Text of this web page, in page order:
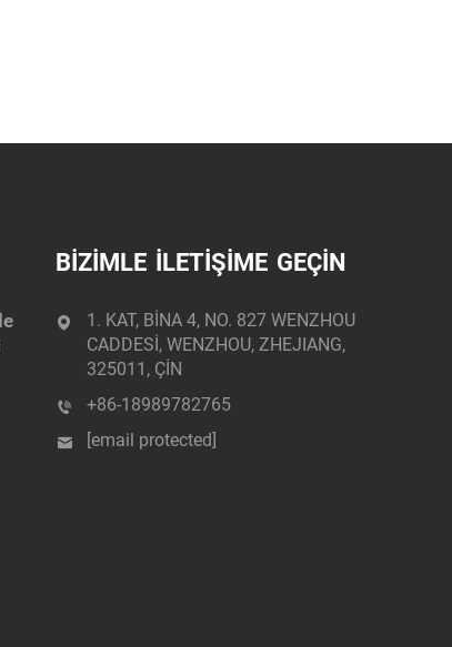
BİZİMLE İLETİŞİME GEÇİN
1. KAT, BİNA 4, NO. 827 WENZHOU
CADDESİ, WENZHOU, ZHEJIANG,
325011, ÇİN
+86-18989782765
[email protected]